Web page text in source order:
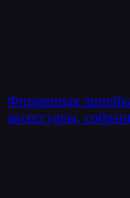
Фирменная
аксессуары,